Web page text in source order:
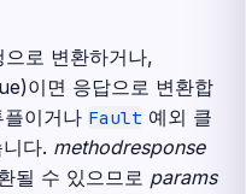
로 변환하거나,
이면 응답으로 변환합
이거나 Fault 예외 클
다. methodresponse
될 수 있으므로 params